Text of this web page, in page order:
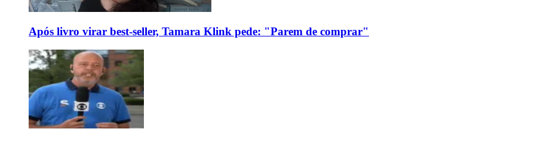
Após livro virar best-seller, Tamara Klink pede: "Parem de comprar"